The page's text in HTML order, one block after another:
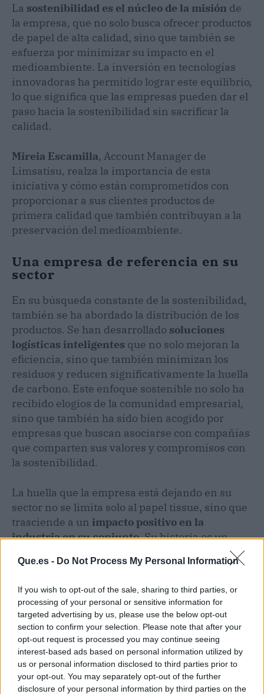
Que.es - Do Not Process My Personal Information
If you wish to opt-out of the sale, sharing to third parties, or
processing of your personal or sensitive information for
targeted advertising by us, please use the below opt-out
section to confirm your selection. Please note that after your
opt-out request is processed you may continue seeing
interest-based ads based on personal information utilized by
us or personal information disclosed to third parties prior to
your opt-out. You may separately opt-out of the further
disclosure of your personal information by third parties on the
La sostenibilidad es el núcleo de la misión de
la empresa, que no solo busca ofrecer productos
de papel de alta calidad, sino que también se
esfuerza por minimizar su impacto en el
medioambiente. La inversión en tecnologías
innovadoras ha permitido lograr este equilibrio,
lo que significa que las empresas pueden dar el
paso hacia la sostenibilidad sin sacrificar la
calidad.
Mireia Escamilla, Account Manager de
Limsatisu, realza la importancia de esta
iniciativa y cómo están comprometidos con
proporcionar a sus clientes productos de
primera calidad que también contribuyan a la
preservación del medioambiente.
Una empresa de referencia en su
sector
En su búsqueda constante de la sostenibilidad,
también se ha abordado la distribución de los
productos. Se han desarrollado soluciones
logísticas inteligentes que no solo mejoran la
eficiencia, sino que también minimizan los
residuos y reducen significativamente la huella
de carbono. Este enfoque sostenible no solo ha
recibido elogios de la comunidad empresarial,
sino que también ha sido bien acogido por
empresas que buscan asociarse con compañías
que comparten sus valores y compromisos con
la sostenibilidad.
La huella que la empresa está dejando en su
sector no se limita solo al papel tissue, sino que
trasciende a un impacto positivo en la
industria en su conjunto. Su historia es un
clara y un compromiso sólido con la
impulsar el éxito comercial, sino también
contribuir a la construcción de un futuro más
sostenible para todos, demostrando que la
sostenibilidad y la innovación pueden ser
motores poderosos de crecimiento y cambio
positivo.